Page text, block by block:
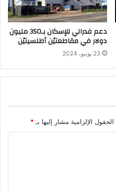
دعم فدرالي للإسكان بـ350 مليون
دولار في مقاطعتيْن أطلسيتيْن
23 يونيو، 2024
الحقول الإلزامية مشار إليها بـ *